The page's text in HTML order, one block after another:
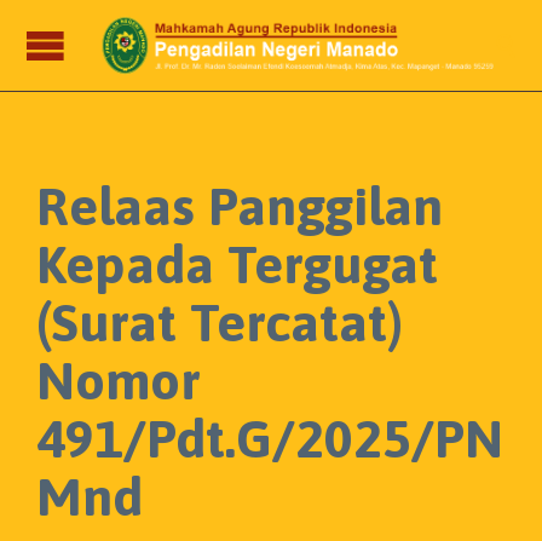
Relaas Panggilan
Kepada Tergugat
(Surat Tercatat)
Nomor
491/Pdt.G/2025/PN
Mnd